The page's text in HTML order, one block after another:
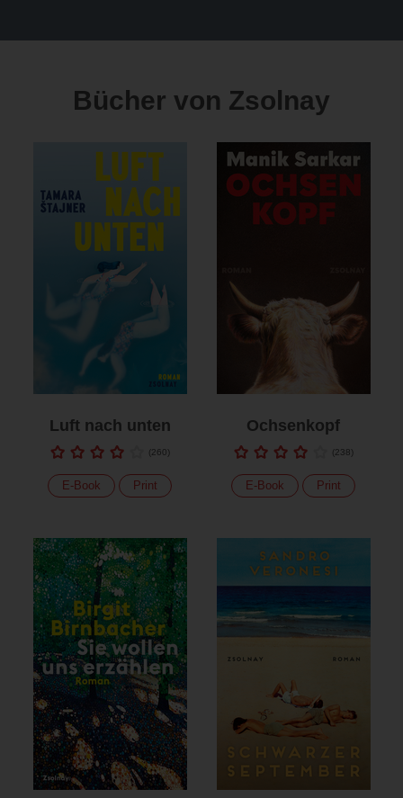
Bücher von Zsolnay
Luft nach unten
(260)
E-Book Print
Ochsenkopf
(238)
E-Book Print